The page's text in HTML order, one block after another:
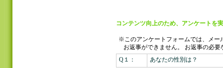
コンテンツ向上のため、アンケートを
※このアンケートフォームでは、メー
お返事ができません。
お返事の必要
Q１：
あなたの性別は？